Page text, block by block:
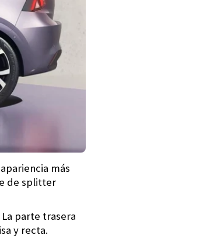
más
de splitter
parte trasera
y recta.